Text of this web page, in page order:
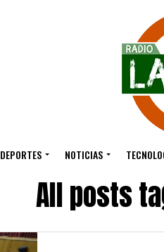
DEPORTES NOTICIAS
All posts